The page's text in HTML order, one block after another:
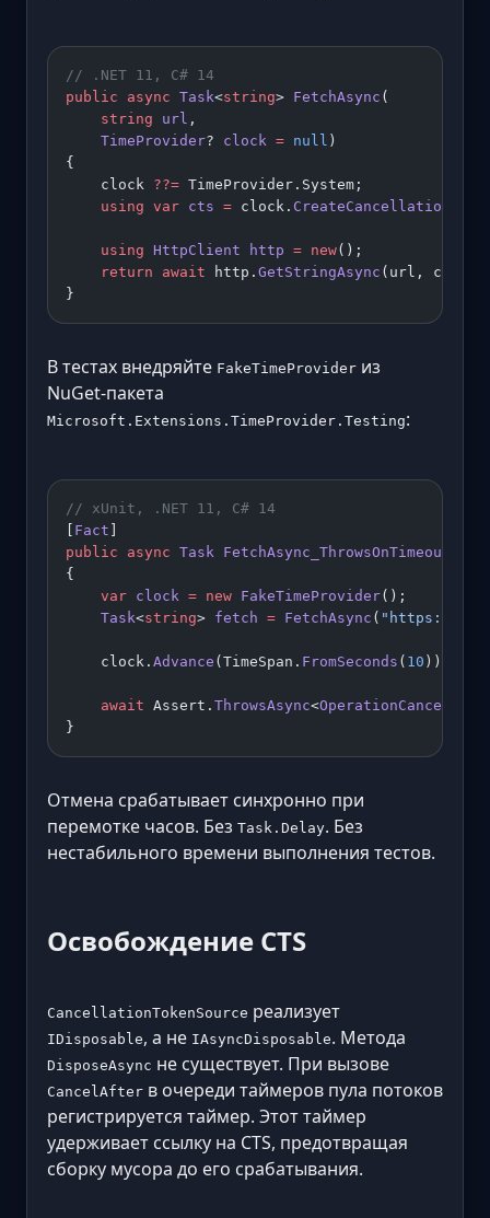
// .NET 11, C# 14
public async Task<string> FetchAsync (
    string
url ,
    TimeProvider
? clock = null )
{
    clock
??= TimeProvider.System;
    using
var cts = clock.
    using
HttpClient http = new();
    return
await http. GetStringAsync (url,
}
В тестах внедряйте FakeTimeProvider из
NuGet-пакета
Microsoft.Extensions.TimeProvider.Testing:
// xUnit, .NET 11, C# 14
Fact
public async Task FetchAsync_ThrowsOnTimeout
{
    var
clock = new FakeTimeProvider();
    Task
<string> fetch = FetchAsync ( "https://
    clock.
Advance (TimeSpan. FromSeconds ( 10 ));
    await
Assert. ThrowsAsync<
}
Отмена срабатывает синхронно при
перемотке часов. Без Task.Delay. Без
нестабильного времени выполнения тестов.
Освобождение CTS
CancellationTokenSource реализует
IDisposable, а не IAsyncDisposable. Метода
DisposeAsync не существует. При вызове
CancelAfter в очереди таймеров пула потоков
регистрируется таймер. Этот таймер
удерживает ссылку на CTS, предотвращая
сборку мусора до его срабатывания.